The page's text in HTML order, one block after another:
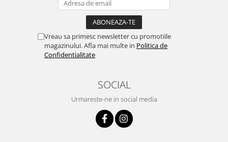
Vreau sa primesc newsletter cu promotiile
magazinului. Afla mai multe in Politica de
Confidentialitate
SOCIAL
Urmareste-ne in social media